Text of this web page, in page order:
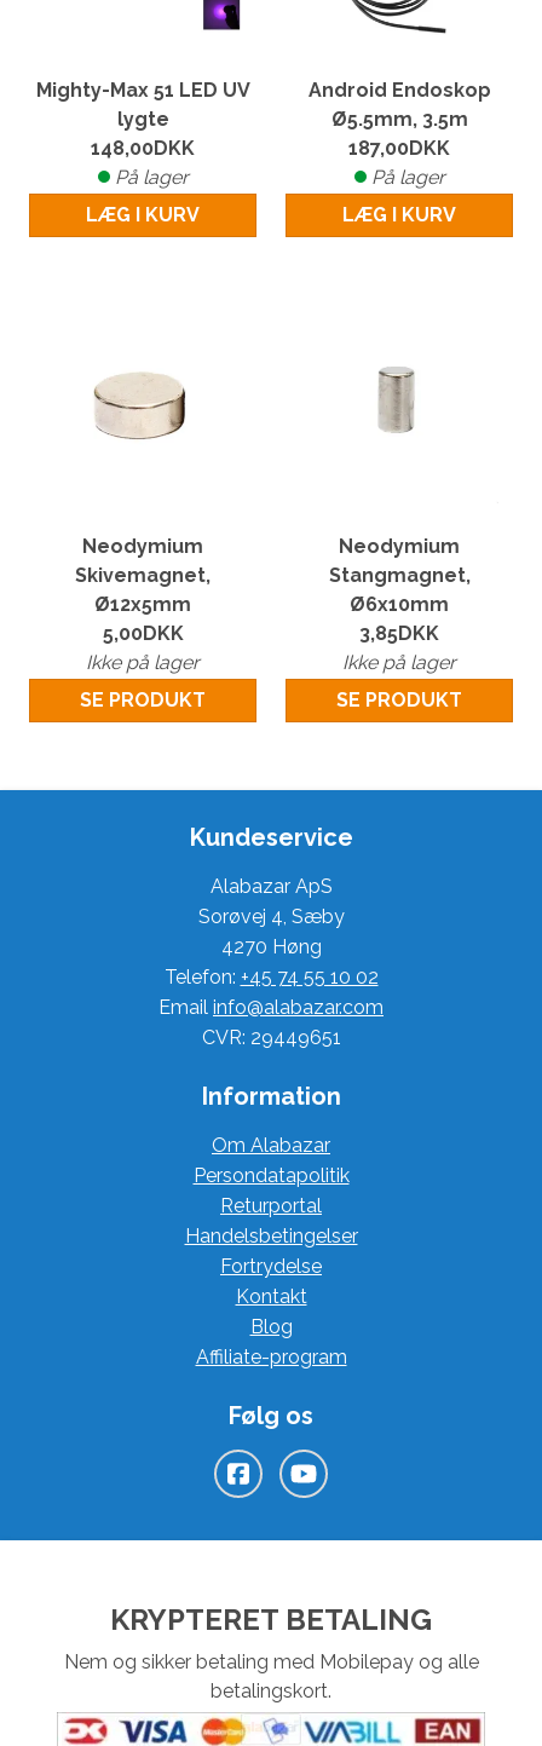
Mighty-Max 51 LED UV
lygte
148,00DKK
På lager
LÆG I KURV
Android Endoskop
Ø5.5mm, 3.5m
187,00DKK
På lager
LÆG I KURV
Neodymium
Skivemagnet,
Ø12x5mm
5,00DKK
Ikke på lager
SE PRODUKT
Neodymium
Stangmagnet,
Ø6x10mm
3,85DKK
Ikke på lager
SE PRODUKT
Kundeservice
Alabazar ApS
Sorøvej 4, Sæby
4270 Høng
Telefon: +45 74 55 10 02
Email info@alabazar.com
CVR: 29449651
Information
Om Alabazar
Persondatapolitik
Returportal
Handelsbetingelser
Fortrydelse
Kontakt
Blog
Affiliate-program
Følg os
KRYPTERET BETALING
Nem og sikker betaling med Mobilepay og alle
betalingskort.